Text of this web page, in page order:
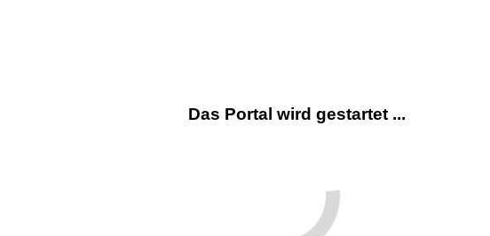
Das Portal wird gestartet ...